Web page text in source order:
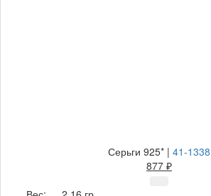
Серьги 925* | 41-1338
877 ₽